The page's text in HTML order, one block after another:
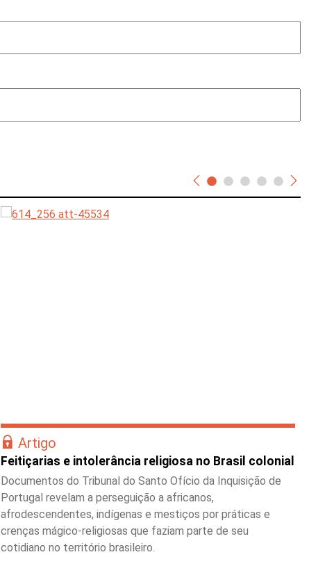
Artigo
Feitiçarias e intolerância religiosa no Brasil colonial
Documentos do Tribunal do Santo Ofício da Inquisição de
Portugal revelam a perseguição a africanos,
afrodescendentes, indígenas e mestiços por práticas e
crenças mágico-religiosas que faziam parte de seu
cotidiano no território brasileiro.